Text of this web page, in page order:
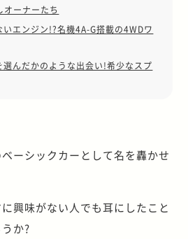
オーナーたち
エンジン!?名機4A-G搭載の4WDワ
選んだかのような出会い!希少なスプ
ーシックカーとして名を轟かせ
興味がない人でも耳にしたこと
か?